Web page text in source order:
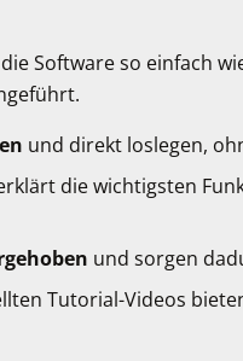
Software so einfach
und direkt loslegen,
die wichtigsten
und sorgen
Tutorial-Videos